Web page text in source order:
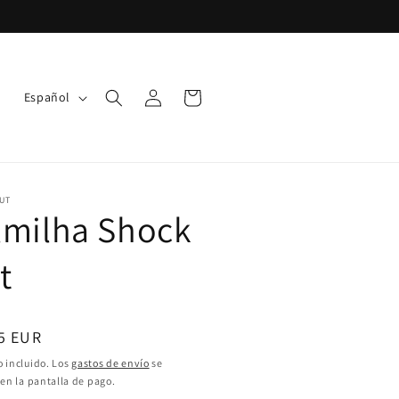
a
Español
sesión
Carrito
Shock
EUR
incluido. Los gastos de envío se
la pantalla de pago.